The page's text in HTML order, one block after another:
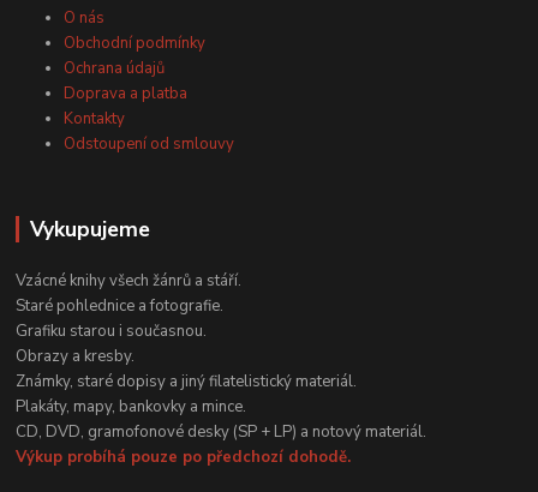
O nás
Obchodní podmínky
Ochrana údajů
Doprava a platba
Kontakty
Odstoupení od smlouvy
Vykupujeme
Vzácné knihy všech žánrů a stáří.
Staré pohlednice a fotografie.
Grafiku starou i současnou.
Obrazy a kresby.
Známky, staré dopisy a jiný filatelistický materiál.
Plakáty, mapy, bankovky a mince.
CD, DVD, gramofonové desky (SP + LP) a notový materiál.
Výkup probíhá pouze po předchozí dohodě.